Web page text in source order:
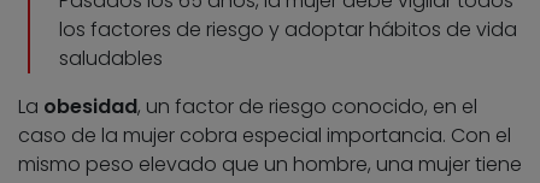
los factores de riesgo y adoptar hábitos de vida
saludables
La obesidad, un factor de riesgo conocido, en el
caso de la mujer cobra especial importancia. Con el
mismo peso elevado que un hombre, una mujer tiene